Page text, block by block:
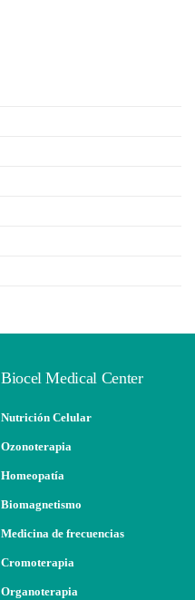
Biocel Medical Center
Nutrición Celular
Ozonoterapia
Homeopatía
Biomagnetismo
Medicina de frecuencias
Cromoterapia
Organoterapia